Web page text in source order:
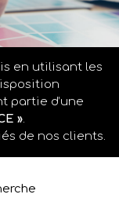
en utilisant les
partie d’une
».
de nos clients.